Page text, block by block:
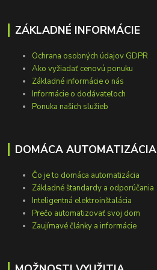
ZÁKLADNÉ INFORMÁCIE
Ochrana osobných údajov GDPR
Ako vyžiadať cenovú ponuku
Základné informácie o nás
Informácie o dodávateľoch
Ponuka našich služieb
DOMÁCA AUTOMATIZÁCIA
Čo je to domáca automatizácia
Základné štandardy a odporúčania
Inteligentná elektroinštalácia
Prečo automatizovať svoj dom
Zaujímavé články a informácie